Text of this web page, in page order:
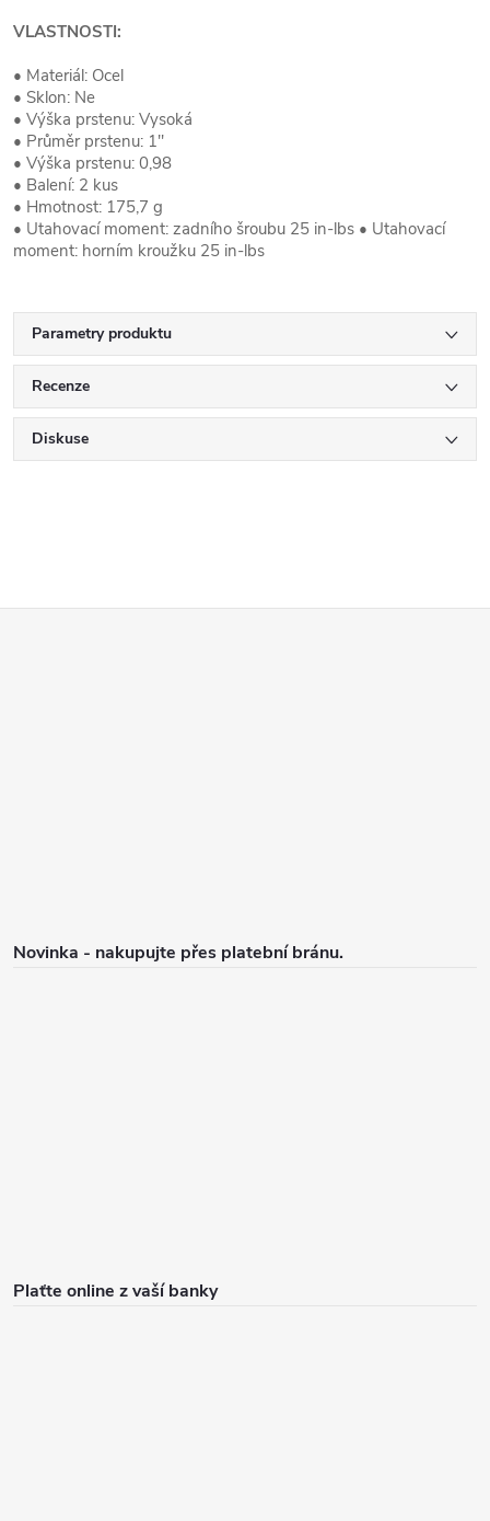
VLASTNOSTI:
• Materiál: Ocel
• Sklon: Ne
• Výška prstenu: Vysoká
• Průměr prstenu: 1"
• Výška prstenu: 0,98
• Balení: 2 kus
• Hmotnost: 175,7 g
• Utahovací moment: zadního šroubu 25 in-lbs • Utahovací
moment: horním kroužku 25 in-lbs
Parametry produktu
Recenze
Diskuse
Novinka - nakupujte přes platební bránu.
Plaťte online z vaší banky